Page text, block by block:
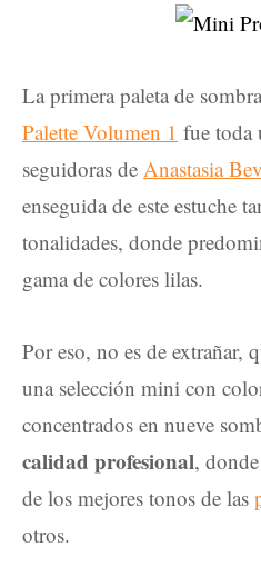
La primera paleta de
Palette Volumen 1 fue toda
seguidoras de Anastasia
enseguida de este estuche
tonalidades, donde
gama de colores lilas.
Por eso, no es de extrañar,
una selección mini con
concentrados en nueve
calidad profesional,
de los mejores tonos de las
otros.